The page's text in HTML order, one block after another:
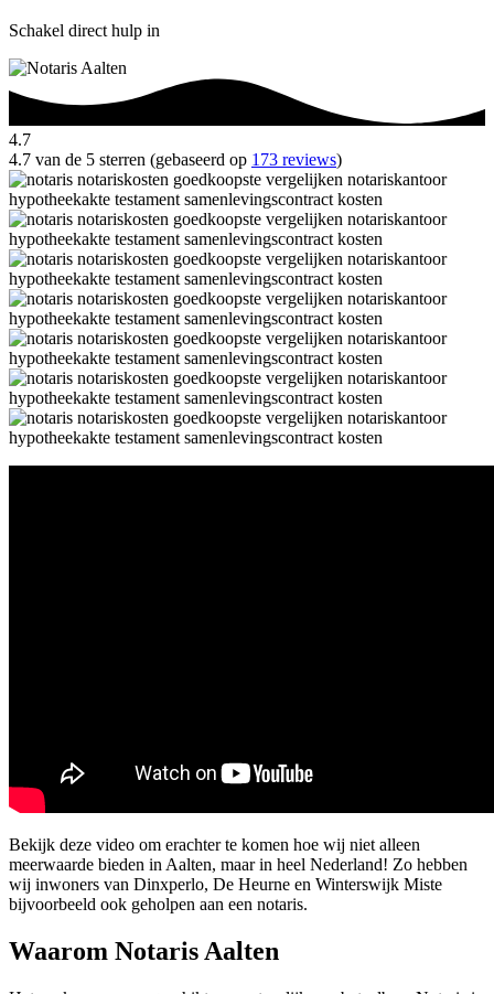
Schakel direct hulp in
4.7
4.7 van de 5 sterren (gebaseerd op 173 reviews)
Bekijk deze video om erachter te komen hoe wij niet alleen
meerwaarde bieden in Aalten, maar in heel Nederland! Zo hebben
wij inwoners van Dinxperlo, De Heurne en Winterswijk Miste
bijvoorbeeld ook geholpen aan een notaris.
Waarom Notaris Aalten